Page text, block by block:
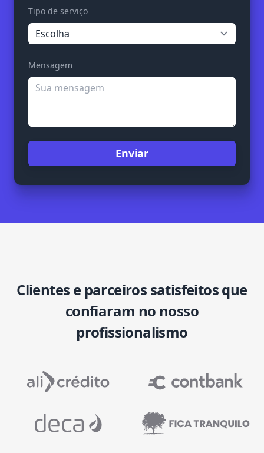
Tipo de serviço
Mensagem
Enviar
Clientes e parceiros satisfeitos que
confiaram no nosso
profissionalismo